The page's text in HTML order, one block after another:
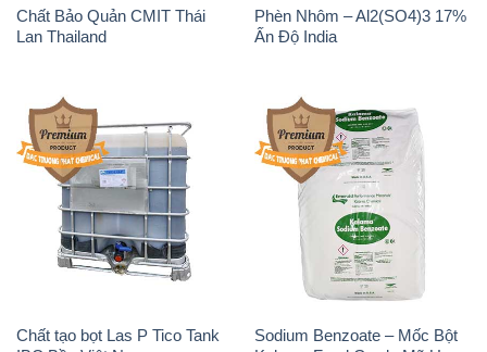
Chất Bảo Quản CMIT Thái
Lan Thailand
Phèn Nhôm – Al2(SO4)3 17%
Ấn Độ India
Chất tạo bọt Las P Tico Tank
Sodium Benzoate – Mốc Bột